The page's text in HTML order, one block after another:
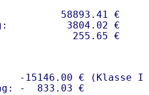
58893.41 €
3804.02 €
-15146.00 € (Klasse I)
-  833.03 €